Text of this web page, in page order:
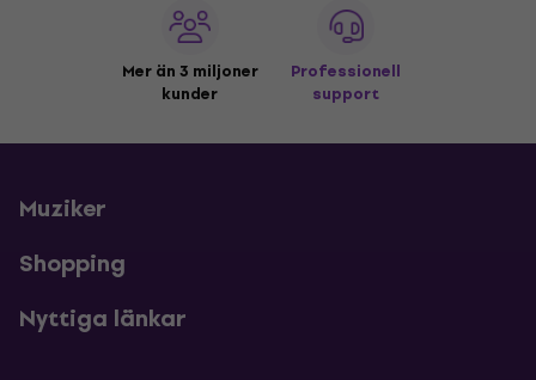
Mer än 3 miljoner
kunder
Professionell
support
Muziker
Shopping
Nyttiga länkar